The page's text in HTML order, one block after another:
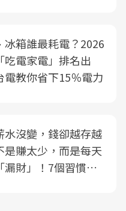
院建構360度女性健
生態圈
冰箱誰最耗電？2026
吃電家電」排名出
電教你省下15％電力
水沒變，錢卻越存越
是賺太少，而是每天
漏財」！7個習慣一